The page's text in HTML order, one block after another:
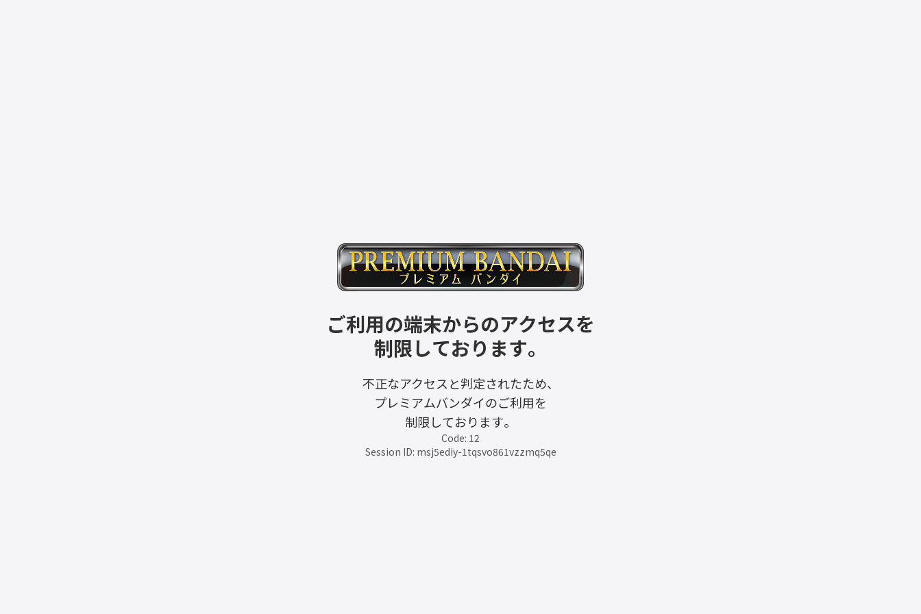
ご利用の端末からのアクセスを
制限しております。
不正なアクセスと判定されたため、
プレミアムバンダイのご利用を
制限しております。
Code: 12
Session ID: msj5ediy-1tqsvo861vzzmq5qe